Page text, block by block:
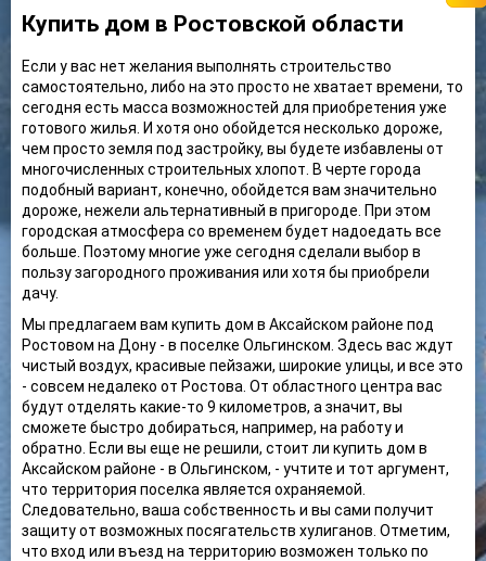
Купить дом в Ростовской области
Если у вас нет желания выполнять строительство
самостоятельно, либо на это просто не хватает времени, то
сегодня есть масса возможностей для приобретения уже
готового жилья. И хотя оно обойдется несколько дороже,
чем просто земля под застройку, вы будете избавлены от
многочисленных строительных хлопот. В черте города
подобный вариант, конечно, обойдется вам значительно
дороже, нежели альтернативный в пригороде. При этом
городская атмосфера со временем будет надоедать все
больше. Поэтому многие уже сегодня сделали выбор в
пользу загородного проживания или хотя бы приобрели
дачу.
Мы предлагаем вам купить дом в Аксайском районе под
Ростовом на Дону - в поселке Ольгинском. Здесь вас ждут
чистый воздух, красивые пейзажи, широкие улицы, и все это
- совсем недалеко от Ростова. От областного центра вас
будут отделять какие-то 9 километров, а значит, вы
сможете быстро добираться, например, на работу и
обратно. Если вы еще не решили, стоит ли купить дом в
Аксайском районе - в Ольгинском, - учтите и тот аргумент,
что территория поселка является охраняемой.
Следовательно, ваша собственность и вы сами получит
защиту от возможных посягательств хулиганов. Отметим,
что вход или въезд на территорию возможен только по